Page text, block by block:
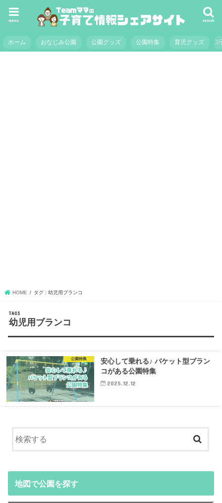
search
menu
ホーム おなじみ公園 公園グッズ 公園特集 育児グッズ
HOME タグ : 幼児用ブランコ
幼児用ブランコ
公園特集
安心して乗れる♪ バケット型ブラン
コがある公園特集
2025.12.12
地図で公園を探す